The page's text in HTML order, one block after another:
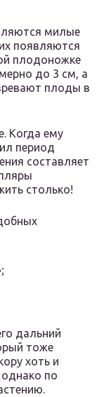
милые
появляются
плодоножке
до 3 см, а
плоды в
Когда ему
период
составляет
столько!
дальний
тоже
хоть и
по